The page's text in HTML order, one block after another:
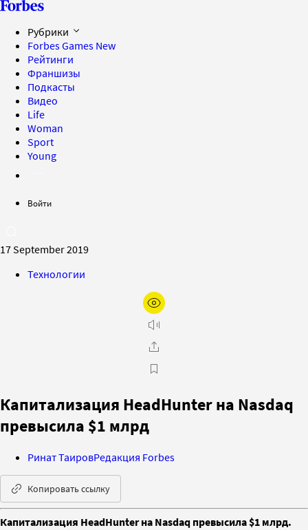
Рубрики
Forbes Games New
Рейтинги
Франшизы
Подкасты
Видео
Life
Woman
Sport
Young
Войти
17 September 2019
Технологии
Капитализация HeadHunter на Nasdaq
превысила $1 млрд
Ринат ТаировРедакция Forbes
Копировать ссылку
Капитализация HeadHunter на Nasdaq превысила $1 млрд.